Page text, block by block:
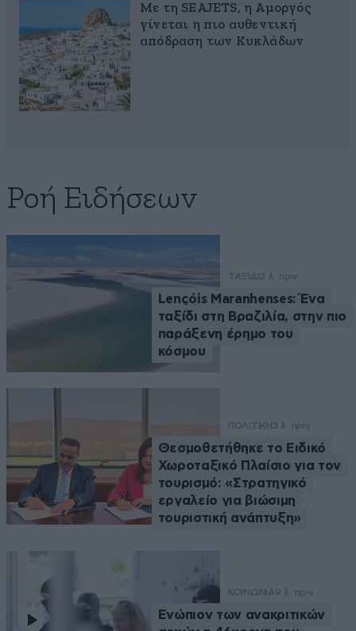
Με τη SEAJETS, η Αμοργός
γίνεται η πιο αυθεντική
απόδραση των Κυκλάδων
Ροή Ειδήσεων
ΤΑΞΙΔΙ2 λ. πριν
Lençóis Maranhenses: Ένα
ταξίδι στη Βραζιλία, στην πιο
παράξενη έρημο του
κόσμου
ΠΟΛΙΤΙΚΗ3 λ. πριν
Θεσμοθετήθηκε το Ειδικό
Χωροταξικό Πλαίσιο για τον
τουρισμό: «Στρατηγικό
εργαλείο για βιώσιμη
τουριστική ανάπτυξη»
ΚΟΙΝΩΝΙΑ9 λ. πριν
Ενώπιον των ανακριτικών